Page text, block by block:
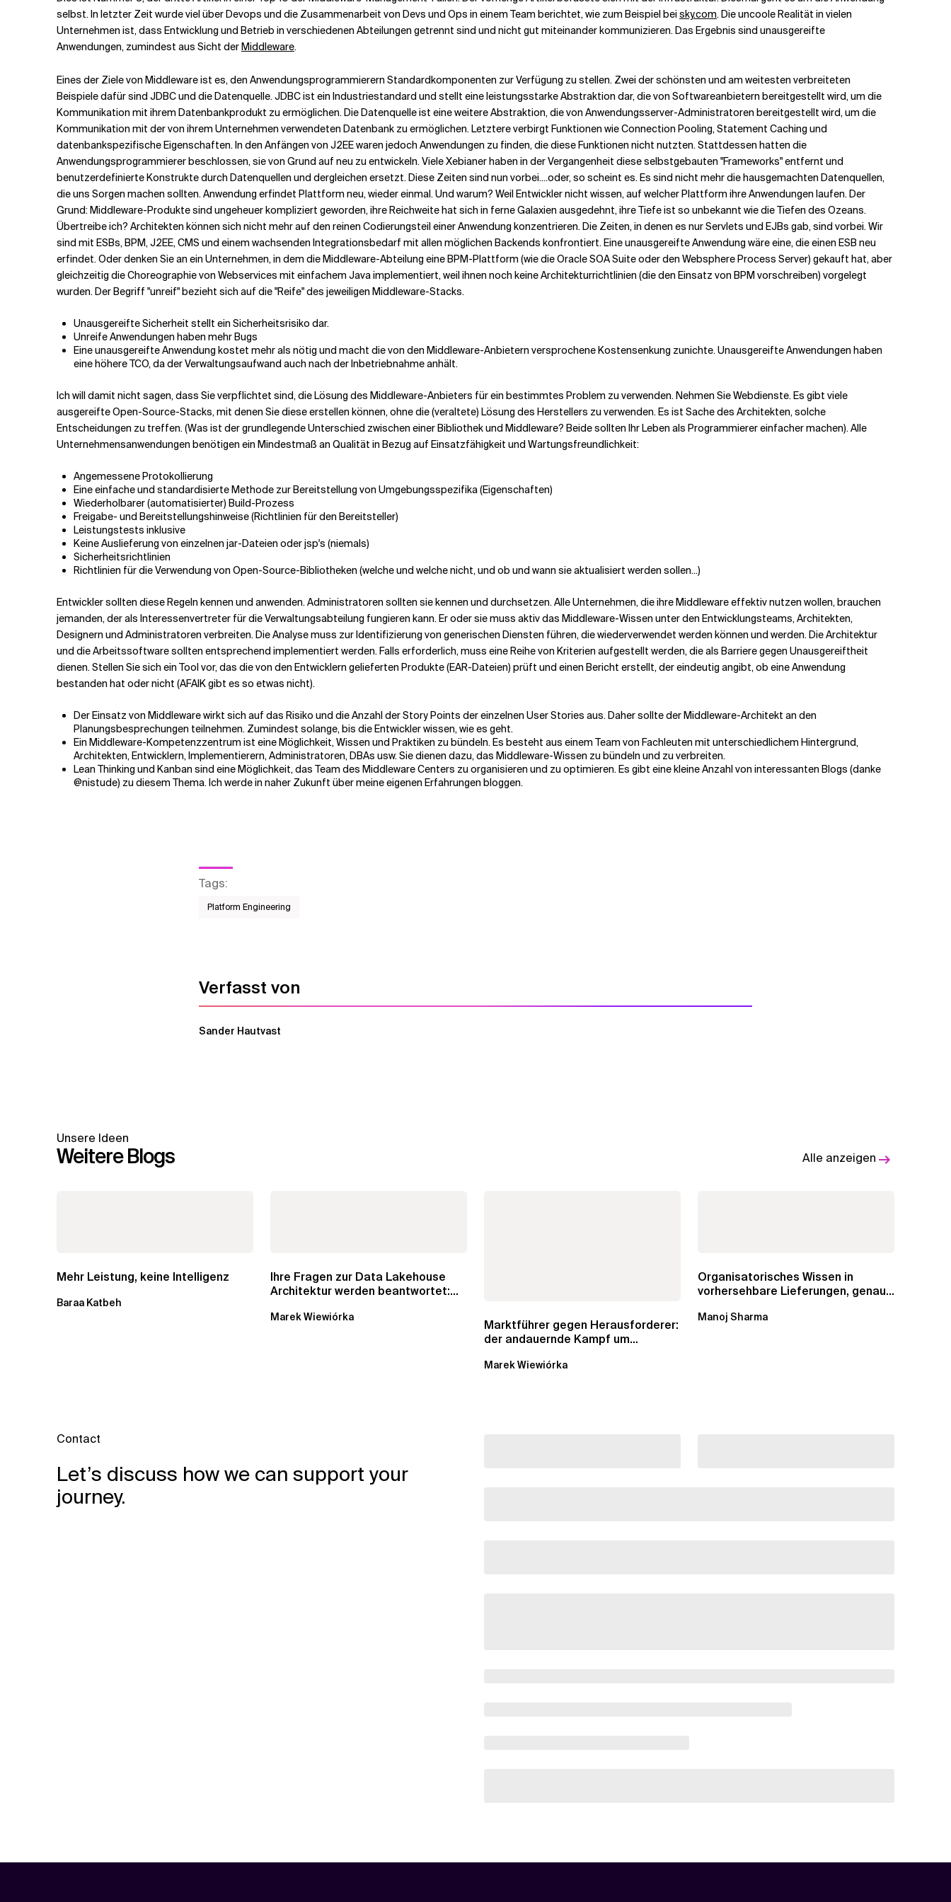
Verwandte Themen
selbst. In letzter Zeit wurde viel über Devops und die Zusammenarbeit von Devs und Ops in einem Team berichtet, wie zum Beispiel beisky.com. Die uncoole Realität in vielen
Unternehmen ist, dass Entwicklung und Betrieb in verschiedenen Abteilungen getrennt sind und nicht gut miteinander kommunizieren. Das Ergebnis sind unausgereifte
Anwendungen, zumindest aus Sicht derMiddleware.
Eines der Ziele von Middleware ist es, den Anwendungsprogrammierern Standardkomponenten zur Verfügung zu stellen. Zwei der schönsten und am weitesten verbreiteten
Beispiele dafür sind JDBC und die Datenquelle. JDBC ist ein Industriestandard und stellt eine leistungsstarke Abstraktion dar, die von Softwareanbietern bereitgestellt wird, um die
Kommunikation mit ihrem Datenbankprodukt zu ermöglichen. Die Datenquelle ist eine weitere Abstraktion, die von Anwendungsserver-Administratoren bereitgestellt wird, um die
Kommunikation mit der von ihrem Unternehmen verwendeten Datenbank zu ermöglichen. Letztere verbirgt Funktionen wie Connection Pooling, Statement Caching und
datenbankspezifische Eigenschaften. In den Anfängen von J2EE waren jedoch Anwendungen zu finden, die diese Funktionen nicht nutzten. Stattdessen hatten die
Anwendungsprogrammierer beschlossen, sie von Grund auf neu zu entwickeln. Viele Xebianer haben in der Vergangenheit diese selbstgebauten "Frameworks" entfernt und
benutzerdefinierte Konstrukte durch Datenquellen und dergleichen ersetzt. Diese Zeiten sind nun vorbei....oder, so scheint es. Es sind nicht mehr die hausgemachten Datenquellen,
die uns Sorgen machen sollten. Anwendung erfindet Plattform neu, wieder einmal. Und warum? Weil Entwickler nicht wissen, auf welcher Plattform ihre Anwendungen laufen. Der
Grund: Middleware-Produkte sind ungeheuer kompliziert geworden, ihre Reichweite hat sich in ferne Galaxien ausgedehnt, ihre Tiefe ist so unbekannt wie die Tiefen des Ozeans.
Übertreibe ich? Architekten können sich nicht mehr auf den reinen Codierungsteil einer Anwendung konzentrieren. Die Zeiten, in denen es nur Servlets und EJBs gab, sind vorbei. Wir
sind mit ESBs, BPM, J2EE, CMS und einem wachsenden Integrationsbedarf mit allen möglichen Backends konfrontiert. Eine unausgereifte Anwendung wäre eine, die einen ESB neu
erfindet. Oder denken Sie an ein Unternehmen, in dem die Middleware-Abteilung eine BPM-Plattform (wie die Oracle SOA Suite oder den Websphere Process Server) gekauft hat, aber
gleichzeitig die Choreographie von Webservices mit einfachem Java implementiert, weil ihnen noch keine Architekturrichtlinien (die den Einsatz von BPM vorschreiben) vorgelegt
wurden. Der Begriff "unreif" bezieht sich auf die "Reife" des jeweiligen Middleware-Stacks.
Unausgereifte Sicherheit stellt ein Sicherheitsrisiko dar.
Unreife Anwendungen haben mehr Bugs
Eine unausgereifte Anwendung kostet mehr als nötig und macht die von den Middleware-Anbietern versprochene Kostensenkung zunichte. Unausgereifte Anwendungen haben
eine höhere TCO, da der Verwaltungsaufwand auch nach der Inbetriebnahme anhält.
Ich will damit nicht sagen, dass Sie verpflichtet sind, die Lösung des Middleware-Anbieters für ein bestimmtes Problem zu verwenden. Nehmen Sie Webdienste. Es gibt viele
ausgereifte Open-Source-Stacks, mit denen Sie diese erstellen können, ohne die (veraltete) Lösung des Herstellers zu verwenden. Es ist Sache des Architekten, solche
Entscheidungen zu treffen. (Was ist der grundlegende Unterschied zwischen einer Bibliothek und Middleware? Beide sollten Ihr Leben als Programmierer einfacher machen). Alle
Unternehmensanwendungen benötigen ein Mindestmaß an Qualität in Bezug auf Einsatzfähigkeit und Wartungsfreundlichkeit:
Angemessene Protokollierung
Eine einfache und standardisierte Methode zur Bereitstellung von Umgebungsspezifika (Eigenschaften)
Wiederholbarer (automatisierter) Build-Prozess
Freigabe- und Bereitstellungshinweise (Richtlinien für den Bereitsteller)
Leistungstests inklusive
Keine Auslieferung von einzelnen jar-Dateien oder jsp's (niemals)
Sicherheitsrichtlinien
Richtlinien für die Verwendung von Open-Source-Bibliotheken (welche und welche nicht, und ob und wann sie aktualisiert werden sollen...)
Entwickler sollten diese Regeln kennen und anwenden. Administratoren sollten sie kennen und durchsetzen. Alle Unternehmen, die ihre Middleware effektiv nutzen wollen, brauchen
jemanden, der als Interessenvertreter für die Verwaltungsabteilung fungieren kann. Er oder sie muss aktiv das Middleware-Wissen unter den Entwicklungsteams, Architekten,
Designern und Administratoren verbreiten. Die Analyse muss zur Identifizierung von generischen Diensten führen, die wiederverwendet werden können und werden. Die Architektur
und die Arbeitssoftware sollten entsprechend implementiert werden. Falls erforderlich, muss eine Reihe von Kriterien aufgestellt werden, die als Barriere gegen Unausgereiftheit
dienen. Stellen Sie sich ein Tool vor, das die von den Entwicklern gelieferten Produkte (EAR-Dateien) prüft und einen Bericht erstellt, der eindeutig angibt, ob eine Anwendung
bestanden hat oder nicht (AFAIK gibt es so etwas nicht).
Der Einsatz von Middleware wirkt sich auf das Risiko und die Anzahl der Story Points der einzelnen User Stories aus. Daher sollte der Middleware-Architekt an den
Planungsbesprechungen teilnehmen. Zumindest solange, bis die Entwickler wissen, wie es geht.
Ein Middleware-Kompetenzzentrum ist eine Möglichkeit, Wissen und Praktiken zu bündeln. Es besteht aus einem Team von Fachleuten mit unterschiedlichem Hintergrund,
Architekten, Entwicklern, Implementierern, Administratoren, DBAs usw. Sie dienen dazu, das Middleware-Wissen zu bündeln und zu verbreiten.
Lean Thinking und Kanban sind eine Möglichkeit, das Team des Middleware Centers zu organisieren und zu optimieren. Es gibt eine kleine Anzahl von interessanten Blogs (danke
@nistude) zu diesem Thema. Ich werde in naher Zukunft über meine eigenen Erfahrungen bloggen.
Tags:
Platform Engineering
Verfasst von
Sander Hautvast
Unsere Ideen
Weitere Blogs Alle anzeigen
Mehr Leistung, keine Intelligenz
Baraa Katbeh
Ihre Fragen zur Data Lakehouse
Architektur werden beantwortet:...
Marek Wiewiórka
Marktführer gegen Herausforderer:
der andauernde Kampf um
Marek Wiewiórka
Organisatorisches Wissen in
vorhersehbare Lieferungen, genaue
Manoj Sharma
Contact
Let’s discuss how we can support your
journey.